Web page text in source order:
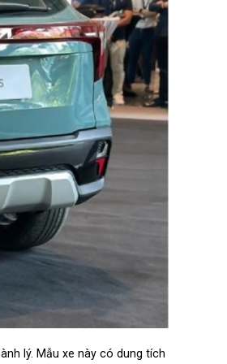
lý. Mẫu xe này có dung tích